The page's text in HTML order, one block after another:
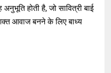
होती है, जो सावित्री बाई
आवाज बनने के लिए बाध्य